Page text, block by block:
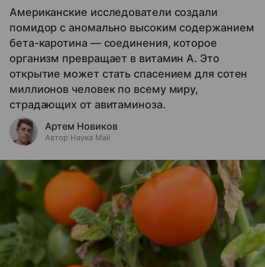
Американские исследователи создали
помидор с аномально высоким содержанием
бета-каротина — соединения, которое
организм превращает в витамин А. Это
открытие может стать спасением для сотен
миллионов человек по всему миру,
страдающих от авитаминоза.
Артем Новиков
Автор Наука Mail